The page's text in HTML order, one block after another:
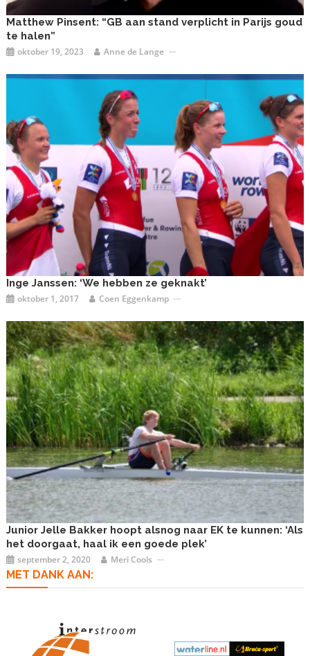
Matthew Pinsent: “GB aan stand verplicht in Parijs goud
te halen”
oktober 19, 2023 Anne de Lange
Inge Janssen: ‘We hebben ze geknakt’
oktober 1, 2017 Coen Eggenkamp
Junior Jelle Bakker hoopt alsnog naar EK te kunnen: ‘Als
het doorgaat, haal ik een goede plek’
september 2, 2020 Meri Cools
MET DANK AAN: